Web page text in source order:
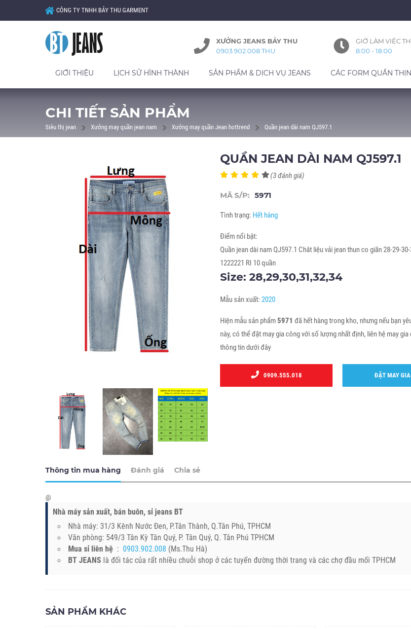
CÔNG TY TNHH BẢY THU GARMENT
XƯỞNG JEANS BẢY THU
0903.902.008 THU
GIỜ LÀM VIỆC
8:00 - 18:00
GIỚI THIỆU LỊCH SỬ HÌNH THÀNH SẢN PHẨM & DỊCH VỤ JEANS CÁC FORM QUẦN
CHI TIẾT SẢN PHẨM
Siêu thị jean Xưởng may quần jean nam Xưởng may quần Jean hottrend Quần jean dài nam QJ597.1
QUẦN JEAN DÀI NAM QJ597.1
(3 đánh giá)
MÃ S/P: 5971
Tình trạng: Hết hàng
Điểm nổi bật:
Quần jean dài nam QJ597.1 Chât liệu vải jean thun co giãn 28-29-
1222221 RI 10 quần
Size: 28,29,30,31,32,34
Mẫu sản xuất:2020
Hiện mẫu sản phẩm5971 đã hết hàng trong kho, nhưng nếu bạn
này, có thể đặt may gia công với số lượng nhất định, liên hệ may gia
thông tin dưới đây
0909.555.018 ĐẶT MAY GIA
Thông tin mua hàng Đánh giá Chia sẻ
@
Nhà máy sản xuất, bán buôn, sỉ jeans BT
Nhà máy: 31/3 Kênh Nước Đen, P.Tân Thành, Q.Tân Phú, TPHCM
Văn phòng: 549/3 Tân Kỳ Tân Quý, P. Tân Quý, Q. Tân Phú TPHCM
Mua sỉ liên hệ : 0903.902.008 (Ms.Thu Hà)
BT JEANS là đối tác của rất nhiều chuỗi shop ở các tuyến đường thời trang và các chợ đầu mối TPHCM
SẢN PHẨM KHÁC